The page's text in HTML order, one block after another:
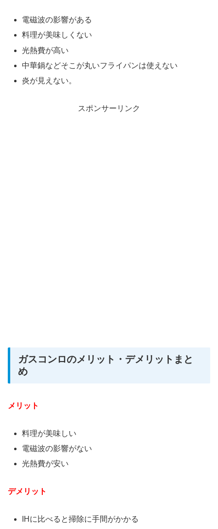
電磁波の影響がある
料理が美味しくない
光熱費が高い
中華鍋などそこが丸いフライパンは使えない
炎が見えない。
スポンサーリンク
ガスコンロのメリット・デメリットまと
め
メリット
料理が美味しい
電磁波の影響がない
光熱費が安い
デメリット
IHに比べると掃除に手間がかかる